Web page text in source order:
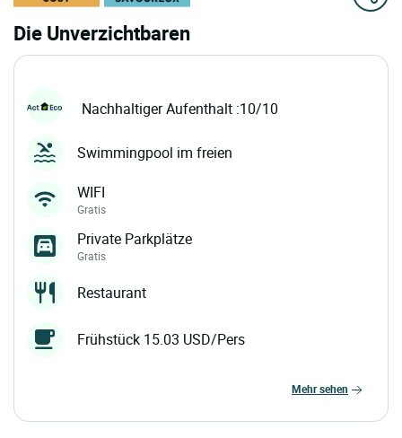
Die Unverzichtbaren
Nachhaltiger Aufenthalt :10/10
Swimmingpool im freien
WIFI
Gratis
Private Parkplätze
Gratis
Restaurant
Frühstück 15.03 USD/Pers
mehr sehen